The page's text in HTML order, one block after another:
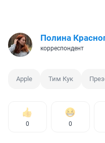
Полина
корреспондент
Apple Тим Кук
0 0